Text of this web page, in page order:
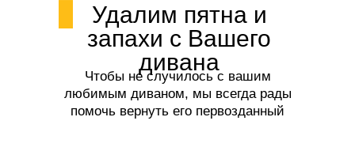
Удалим пятна и
запахи с Вашего
дивана
Чтобы не случилось с вашим
любимым диваном, мы всегда рады
помочь вернуть его первозданный